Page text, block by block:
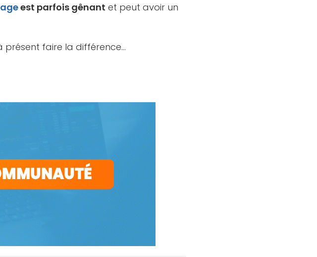
est parfois gênant et peut avoir un
présent faire la différence…